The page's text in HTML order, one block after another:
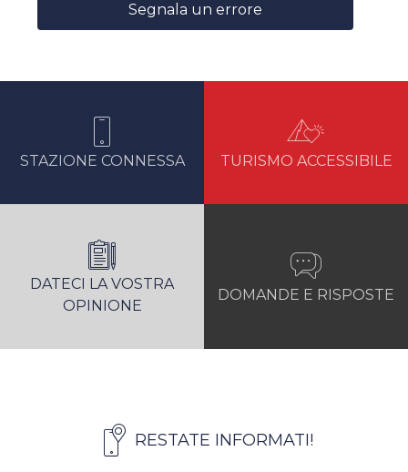
Segnala un errore
STAZIONE CONNESSA TURISMO ACCESSIBILE
DATECI LA VOSTRA
OPINIONE
DOMANDE E RISPOSTE
RESTATE INFORMATI!